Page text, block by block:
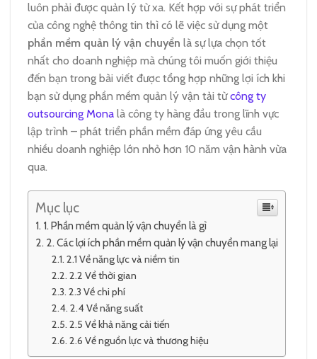
luôn phải được quản lý từ xa. Kết hợp với sự phát triển
của công nghệ thông tin thì có lẽ việc sử dụng một
phần mềm quản lý vận chuyển là sự lựa chọn tốt
nhất cho doanh nghiệp mà chúng tôi muốn giới thiệu
đến bạn trong bài viết được tổng hợp những lợi ích khi
bạn sử dụng phần mềm quản lý vận tải từcông ty
outsourcing Mona là công ty hàng đầu trong lĩnh vực
lập trình – phát triển phần mềm đáp ứng yêu cầu
nhiều doanh nghiệp lớn nhỏ hơn 10 năm vận hành vừa
qua.
Mục lục
1. Phần mềm quản lý vận chuyển là gì
2. Các lợi ích phần mềm quản lý vận chuyển mang lại
2.1 Về năng lực và niềm tin
2.2 Về thời gian
2.3 Về chi phí
2.4 Về năng suất
2.5 Về khả năng cải tiến
2.6 Về nguồn lực và thương hiệu